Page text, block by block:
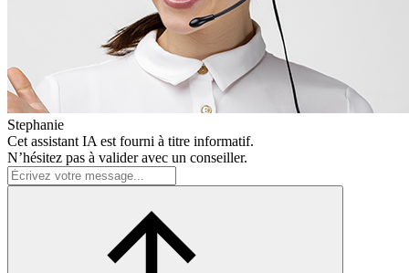
Stephanie
Cet assistant IA est fourni à titre informatif.
N’hésitez pas à valider avec un conseiller.